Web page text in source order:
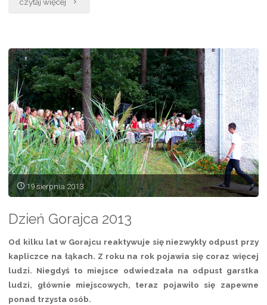
czytaj więcej
pojawiło
się
„Sobiesciana””
19 sierpnia 2013
Dzień Gorajca 2013
Od kilku lat w Gorajcu reaktywuje się niezwykły odpust przy
kapliczce na łąkach. Z roku na rok pojawia się coraz więcej
ludzi. Niegdyś to miejsce odwiedzała na odpust garstka
ludzi, głównie miejscowych, teraz pojawiło się zapewne
ponad trzysta osób.